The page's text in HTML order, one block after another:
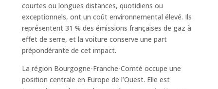
courtes ou longues distances, quotidiens ou
exceptionnels, ont un coût environnemental élevé. Ils
représentent 31 % des émissions françaises de gaz à
effet de serre, et la voiture conserve une part
prépondérante de cet impact.
La région Bourgogne-Franche-Comté occupe une
position centrale en Europe de l’Ouest. Elle est